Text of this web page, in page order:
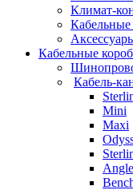
Климат-
Кабельные
Кабель-
Mini
Maxi